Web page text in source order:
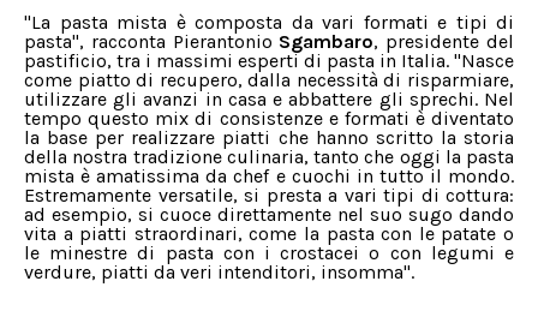
"La pasta mista è composta da vari formati e tipi di
pasta", racconta Pierantonio Sgambaro, presidente del
pastificio, tra i massimi esperti di pasta in Italia. "Nasce
come piatto di recupero, dalla necessità di risparmiare,
utilizzare gli avanzi in casa e abbattere gli sprechi. Nel
tempo questo mix di consistenze e formati è diventato
la base per realizzare piatti che hanno scritto la storia
della nostra tradizione culinaria, tanto che oggi la pasta
mista è amatissima da chef e cuochi in tutto il mondo.
Estremamente versatile, si presta a vari tipi di cottura:
ad esempio, si cuoce direttamente nel suo sugo dando
vita a piatti straordinari, come la pasta con le patate o
le minestre di pasta con i crostacei o con legumi e
verdure, piatti da veri intenditori, insomma".